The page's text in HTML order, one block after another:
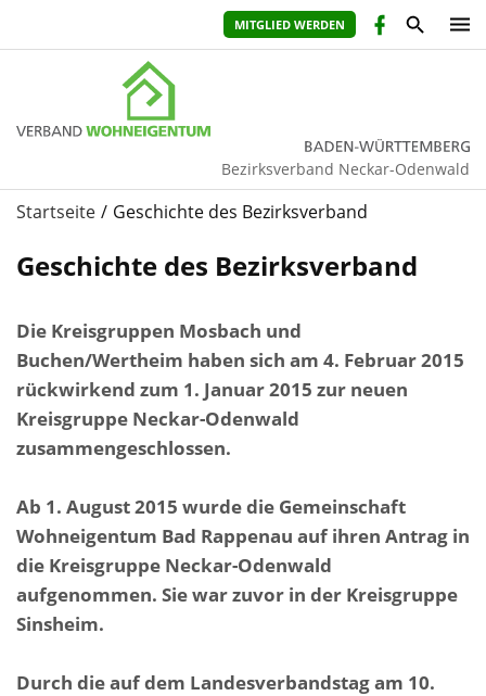
MITGLIED WERDEN
Bezirksverband Neckar-Odenwald
Startseite Geschichte des Bezirksverband
Geschichte des Bezirksverband
Die Kreisgruppen Mosbach und
Buchen/Wertheim haben sich am 4. Februar 2015
rückwirkend zum 1. Januar 2015 zur neuen
Kreisgruppe Neckar-Odenwald
zusammengeschlossen.
Ab 1. August 2015 wurde die Gemeinschaft
Wohneigentum Bad Rappenau auf ihren Antrag in
die Kreisgruppe Neckar-Odenwald
aufgenommen. Sie war zuvor in der Kreisgruppe
Sinsheim.
Durch die auf dem Landesverbandstag am 10.